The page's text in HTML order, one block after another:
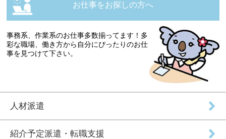
お仕事をお探しの方へ
事務系、作業系のお仕事多数揃ってます！多
彩な職場、働き方から自分にぴったりのお仕
事を見つけて下さい。
人材派遣
紹介予定派遣・転職支援